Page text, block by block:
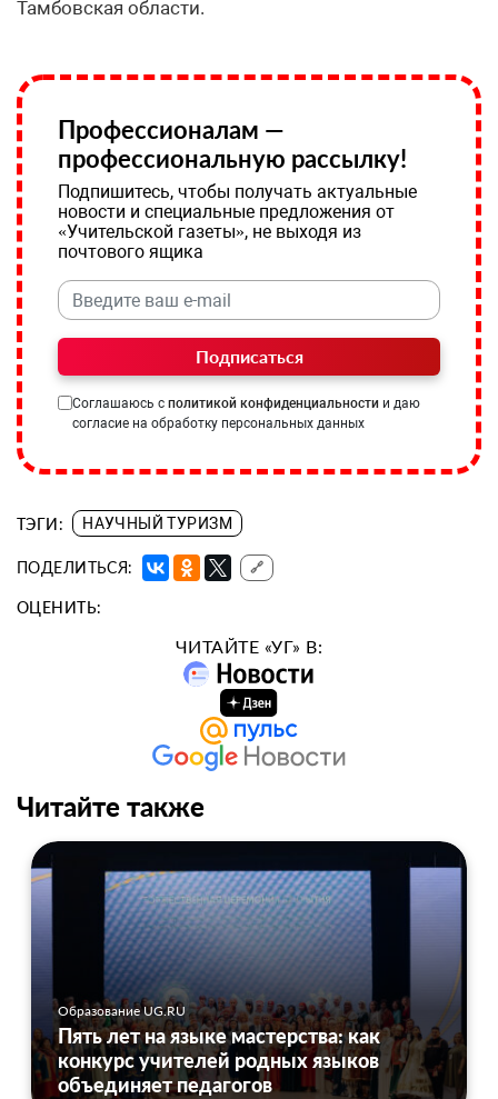
Тамбовская области.
Профессионалам —
профессиональную рассылку!
Подпишитесь, чтобы получать актуальные
новости и специальные предложения от
«Учительской газеты», не выходя из
почтового ящика
Подписаться
Соглашаюсь с политикой конфиденциальности и даю
согласие на обработку персональных данных
ТЭГИ: НАУЧНЫЙ ТУРИЗМ
ПОДЕЛИТЬСЯ: 🔗
ОЦЕНИТЬ:
ЧИТАЙТЕ «УГ» В:
Читайте также
Образование UG.RU
Пять лет на языке мастерства: как
конкурс учителей родных языков
объединяет педагогов